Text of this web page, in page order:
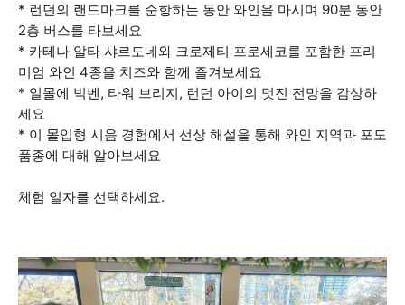
* 런던의 랜드마크를 순항하는 동안 와인을 마시며 90분 동안
2층 버스를 타보세요
* 카테나 알타 샤르도네와 크로제티 프로세코를 포함한 프리
미엄 와인 4종을 치즈와 함께 즐겨보세요
* 일몰에 빅벤, 타워 브리지, 런던 아이의 멋진 전망을 감상하
세요
* 이 몰입형 시음 경험에서 선상 해설을 통해 와인 지역과 포도
품종에 대해 알아보세요
체험 일자를 선택하세요.